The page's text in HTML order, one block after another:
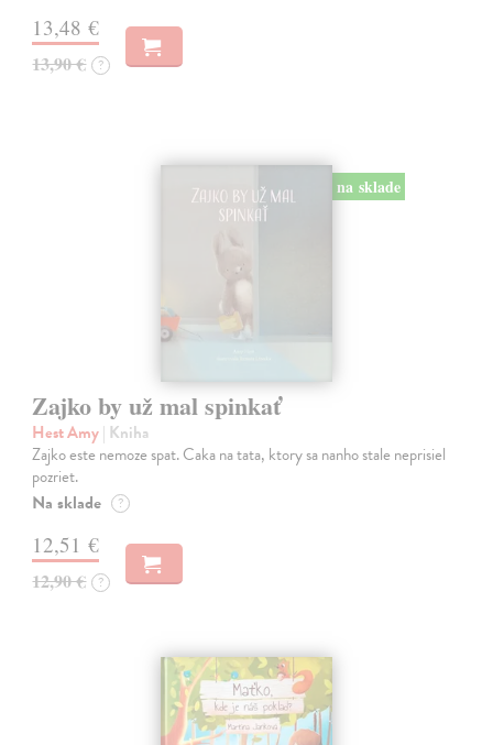
13,48 €
13,90 € ?
na sklade
Zajko by už mal spinkať
Hest Amy| Kniha
Zajko este nemoze spat. Caka na tata, ktory sa nanho stale neprisiel
pozriet.
Na sklade ?
12,51 €
12,90 € ?